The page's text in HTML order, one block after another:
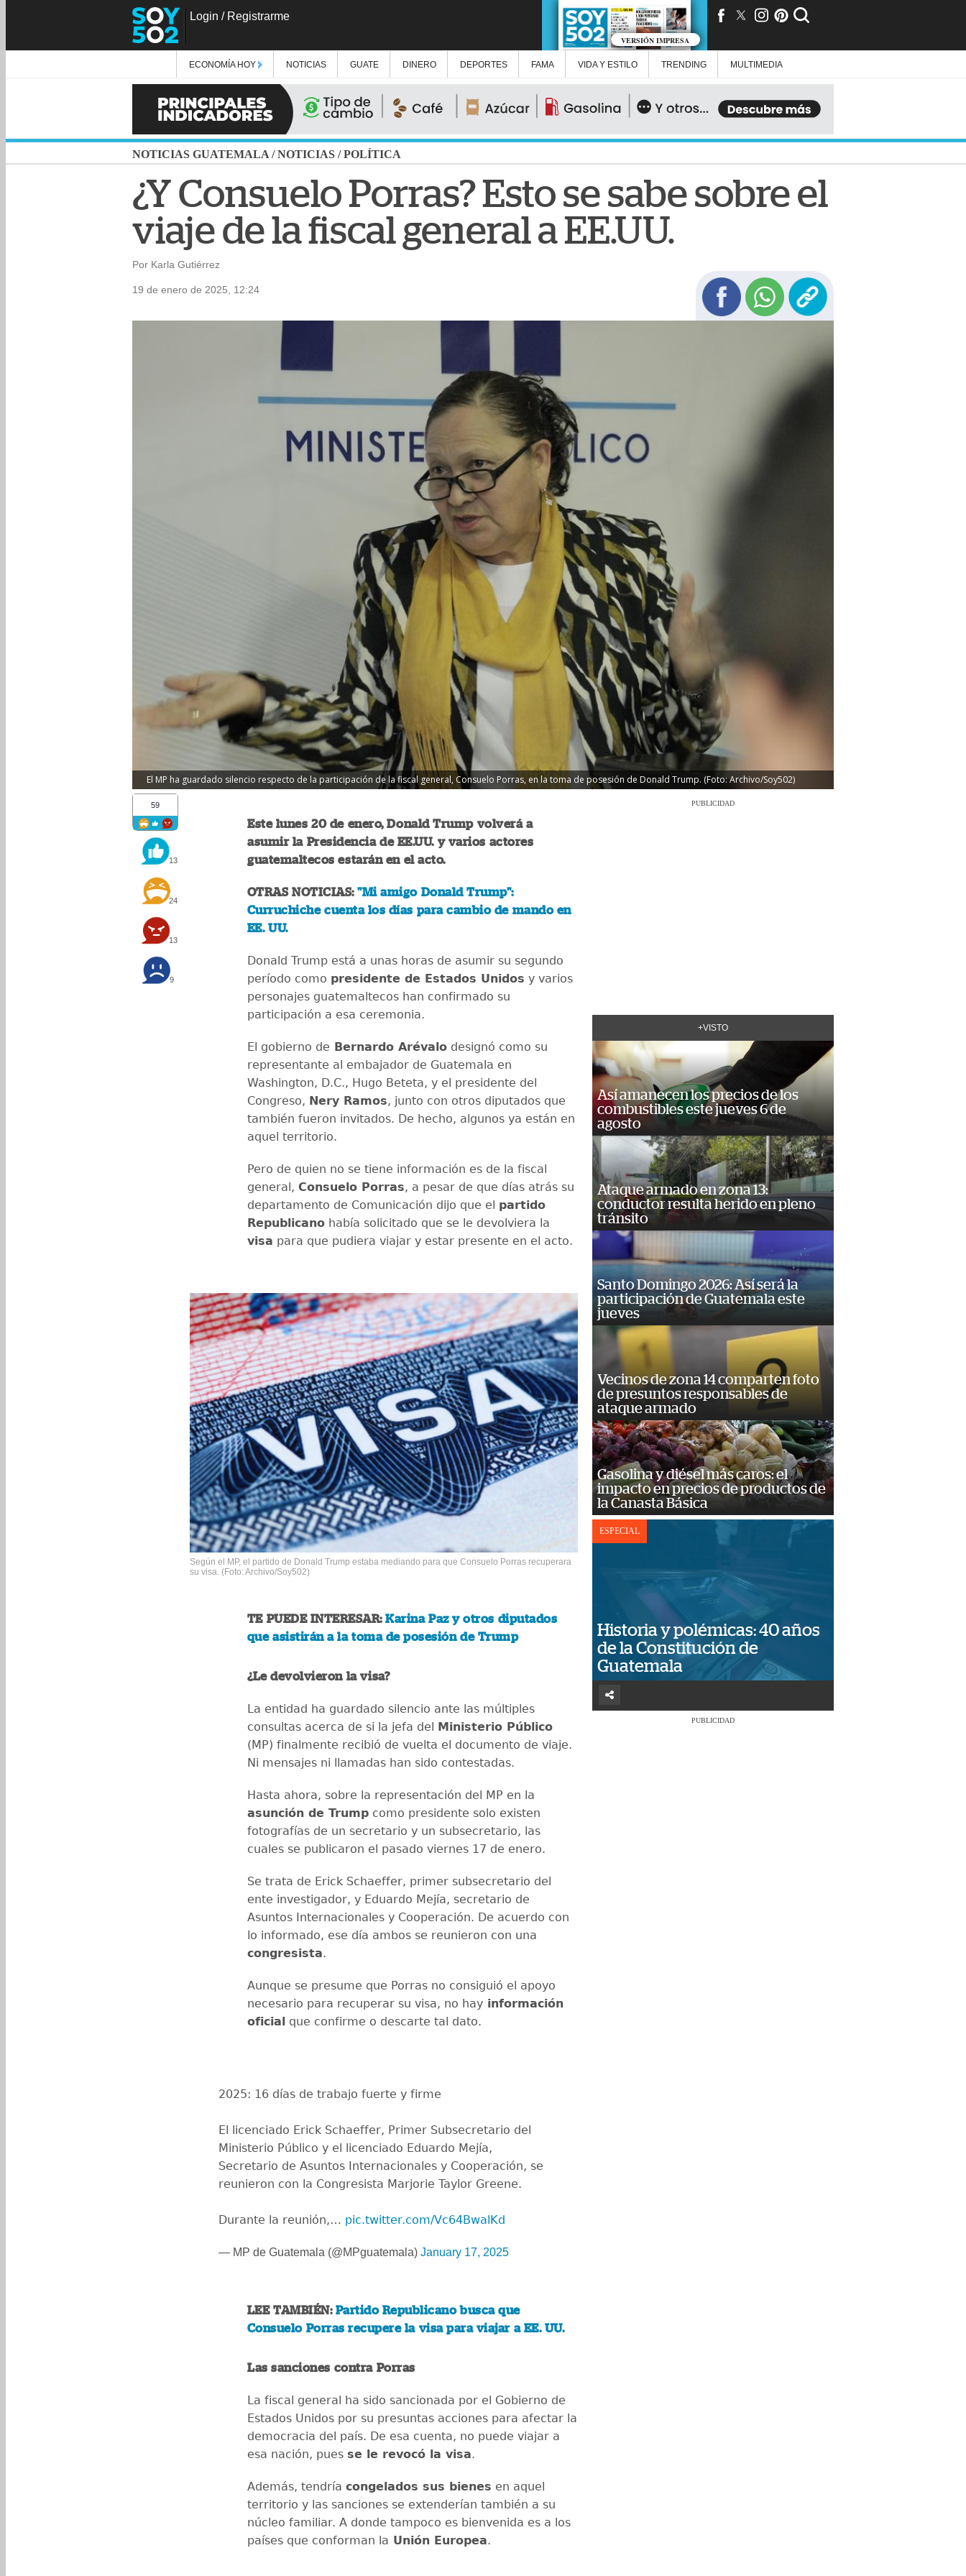
Login / Registrarme
VERSIÓN IMPRESA
ECONOMÍA HOY NOTICIAS GUATE DINERO DEPORTES FAMA VIDA Y ESTILO TRENDING MULTIMEDIA
NOTICIAS GUATEMALA /NOTICIAS /POLÍTICA
¿Y Consuelo Porras? Esto se sabe sobre el
viaje de la fiscal general a EE.UU.
Por Karla Gutiérrez
19 de enero de 2025, 12:24
El MP ha guardado silencio respecto de la participación de la fiscal general, Consuelo Porras, en la toma de posesión de Donald Trump. (Foto: Archivo/Soy502)
59
13
24
13
9
Este lunes 20 de enero, Donald Trump volverá a
asumir la Presidencia de EE.UU. y varios actores
guatemaltecos estarán en el acto.
OTRAS NOTICIAS:"Mi amigo Donald Trump":
Curruchiche cuenta los días para cambio de mando en
EE. UU.
Donald Trump está a unas horas de asumir su segundo
período como presidente de Estados Unidos y varios
personajes guatemaltecos han confirmado su
participación a esa ceremonia.
El gobierno de Bernardo Arévalo designó como su
representante al embajador de Guatemala en
Washington, D.C., Hugo Beteta, y el presidente del
Congreso, Nery Ramos, junto con otros diputados que
también fueron invitados. De hecho, algunos ya están en
aquel territorio.
Pero de quien no se tiene información es de la fiscal
general, Consuelo Porras, a pesar de que días atrás su
departamento de Comunicación dijo que el partido
Republicano había solicitado que se le devolviera la
visa para que pudiera viajar y estar presente en el acto.
Según el MP, el partido de Donald Trump estaba mediando para que Consuelo Porras recuperara
su visa. (Foto: Archivo/Soy502)
TE PUEDE INTERESAR:Karina Paz y otros diputados
que asistirán a la toma de posesión de Trump
¿Le devolvieron la visa?
La entidad ha guardado silencio ante las múltiples
consultas acerca de si la jefa del Ministerio Público
(MP) finalmente recibió de vuelta el documento de viaje.
Ni mensajes ni llamadas han sido contestadas.
Hasta ahora, sobre la representación del MP en la
asunción de Trump como presidente solo existen
fotografías de un secretario y un subsecretario, las
cuales se publicaron el pasado viernes 17 de enero.
Se trata de Erick Schaeffer, primer subsecretario del
ente investigador, y Eduardo Mejía, secretario de
Asuntos Internacionales y Cooperación. De acuerdo con
lo informado, ese día ambos se reunieron con una
congresista.
Aunque se presume que Porras no consiguió el apoyo
necesario para recuperar su visa, no hay información
oficial que confirme o descarte tal dato.
2025: 16 días de trabajo fuerte y firme
El licenciado Erick Schaeffer, Primer Subsecretario del
Ministerio Público y el licenciado Eduardo Mejía,
Secretario de Asuntos Internacionales y Cooperación, se
reunieron con la Congresista Marjorie Taylor Greene.
Durante la reunión,… pic.twitter.com/Vc64BwalKd
— MP de Guatemala (@MPguatemala) January 17, 2025
LEE TAMBIÉN: Partido Republicano busca que
Consuelo Porras recupere la visa para viajar a EE. UU.
Las sanciones contra Porras
La fiscal general ha sido sancionada por el Gobierno de
Estados Unidos por su presuntas acciones para afectar la
democracia del país. De esa cuenta, no puede viajar a
esa nación, pues se le revocó la visa.
Además, tendría congelados sus bienes en aquel
territorio y las sanciones se extenderían también a su
núcleo familiar. A donde tampoco es bienvenida es a los
países que conforman la Unión Europea.
PUBLICIDAD
+VISTO
Así amanecen los precios de los
combustibles este jueves 6 de
agosto
Ataque armado en zona 13:
conductor resulta herido en pleno
tránsito
Santo Domingo 2026: Así será la
participación de Guatemala este
jueves
Vecinos de zona 14 comparten foto
de presuntos responsables de
ataque armado
Gasolina y diésel más caros: el
impacto en precios de productos de
la Canasta Básica
ESPECIAL
Historia y polémicas: 40 años
de la Constitución de
Guatemala
PUBLICIDAD